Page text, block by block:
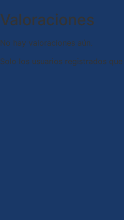
Valoraciones
No hay valoraciones aún.
Solo los usuarios registrados